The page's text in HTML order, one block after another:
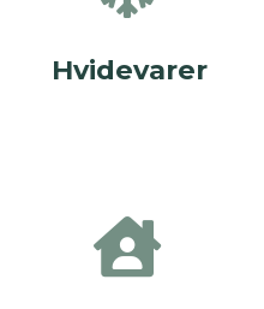
Hvidevarer